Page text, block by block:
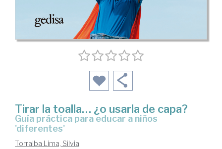
Tirar la toalla… ¿o usarla de capa?
guía práctica para educar a niños
'diferentes'
Torralba Lima, Silvia